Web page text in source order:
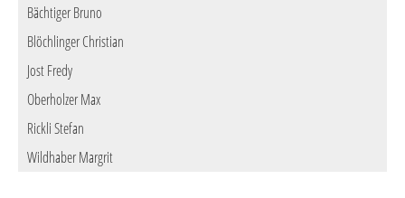
Bächtiger Bruno
Blöchlinger Christian
Jost Fredy
Oberholzer Max
Rickli Stefan
Wildhaber Margrit